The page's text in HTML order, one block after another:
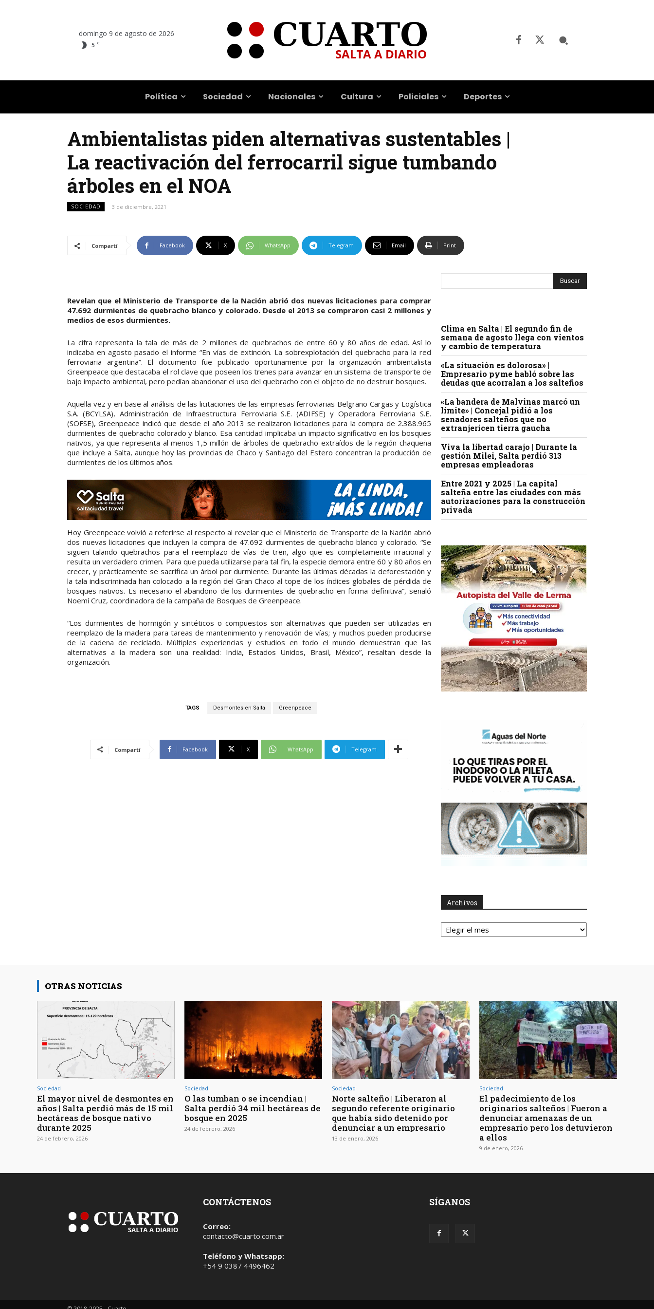
domingo 9 de agosto de 2026
5 C
Política Sociedad Nacionales Cultura Policiales Deportes
Ambientalistas piden alternativas sustentables |
La reactivación del ferrocarril sigue tumbando
árboles en el NOA
SOCIEDAD 3 de diciembre, 2021
Compartí Facebook X WhatsApp Telegram Email Print
Revelan que el Ministerio de Transporte de la Nación abrió dos nuevas licitaciones para comprar
47.692 durmientes de quebracho blanco y colorado. Desde el 2013 se compraron casi 2 millones y
medios de esos durmientes.
La cifra representa la tala de más de 2 millones de quebrachos de entre 60 y 80 años de edad. Así lo
indicaba en agosto pasado el informe “En vías de extinción. La sobrexplotación del quebracho para la red
ferroviaria argentina”. El documento fue publicado oportunamente por la organización ambientalista
Greenpeace que destacaba el rol clave que poseen los trenes para avanzar en un sistema de transporte de
bajo impacto ambiental, pero pedían abandonar el uso del quebracho con el objeto de no destruir bosques.
Aquella vez y en base al análisis de las licitaciones de las empresas ferroviarias Belgrano Cargas y Logística
S.A. (BCYLSA), Administración de Infraestructura Ferroviaria S.E. (ADIFSE) y Operadora Ferroviaria S.E.
(SOFSE), Greenpeace indicó que desde el año 2013 se realizaron licitaciones para la compra de 2.388.965
durmientes de quebracho colorado y blanco. Esa cantidad implicaba un impacto significativo en los bosques
nativos, ya que representa al menos 1,5 millón de árboles de quebracho extraídos de la región chaqueña
que incluye a Salta, aunque hoy las provincias de Chaco y Santiago del Estero concentran la producción de
durmientes de los últimos años.
Hoy Greenpeace volvió a referirse al respecto al revelar que el Ministerio de Transporte de la Nación abrió
dos nuevas licitaciones que incluyen la compra de 47.692 durmientes de quebracho blanco y colorado. “Se
siguen talando quebrachos para el reemplazo de vías de tren, algo que es completamente irracional y
resulta un verdadero crimen. Para que pueda utilizarse para tal fin, la especie demora entre 60 y 80 años en
crecer, y prácticamente se sacrifica un árbol por durmiente. Durante las últimas décadas la deforestación y
la tala indiscriminada han colocado a la región del Gran Chaco al tope de los índices globales de pérdida de
bosques nativos. Es necesario el abandono de los durmientes de quebracho en forma definitiva”, señaló
Noemí Cruz, coordinadora de la campaña de Bosques de Greenpeace.
“Los durmientes de hormigón y sintéticos o compuestos son alternativas que pueden ser utilizadas en
reemplazo de la madera para tareas de mantenimiento y renovación de vías; y muchos pueden producirse
de la cadena de reciclado. Múltiples experiencias y estudios en todo el mundo demuestran que las
alternativas a la madera son una realidad: India, Estados Unidos, Brasil, México”, resaltan desde la
organización.
TAGS Desmontes en Salta Greenpeace
Compartí Facebook X WhatsApp Telegram
Clima en Salta | El segundo fin de
semana de agosto llega con vientos
y cambio de temperatura
«La situación es dolorosa» |
Empresario pyme habló sobre las
deudas que acorralan a los salteños
«La bandera de Malvinas marcó un
límite» | Concejal pidió a los
senadores salteños que no
extranjericen tierra gaucha
Viva la libertad carajo | Durante la
gestión Milei, Salta perdió 313
empresas empleadoras
Entre 2021 y 2025 | La capital
salteña entre las ciudades con más
autorizaciones para la construcción
privada
Archivos
Archivos
OTRAS NOTICIAS
Sociedad
El mayor nivel de desmontes en
años | Salta perdió más de 15 mil
hectáreas de bosque nativo
durante 2025
24 de febrero, 2026
Sociedad
O las tumban o se incendian |
Salta perdió 34 mil hectáreas de
bosque en 2025
24 de febrero, 2026
Sociedad
Norte salteño | Liberaron al
segundo referente originario
que había sido detenido por
denunciar a un empresario
13 de enero, 2026
Sociedad
El padecimiento de los
originarios salteños | Fueron a
denunciar amenazas de un
empresario pero los detuvieron
a ellos
9 de enero, 2026
CONTÁCTENOS
Correo:
contacto@cuarto.com.ar
Teléfono y Whatsapp:
+54 9 0387 4496462
SÍGANOS